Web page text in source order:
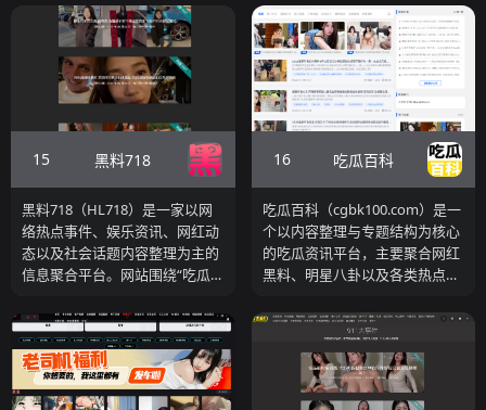
分，如“热门吃瓜”“娱乐吃瓜”“黑
料大瓜”等，将不同类型的内容
进行整理与归类，方便用户根据
兴趣快速筛选信息。网站整合了
视频、图文以及事件合集内容，
并通过侧边导航与推荐模块增强
浏览路径，使用户能够在多个内
容方向之间自由切换。从使用体
验来看，小嘴吃瓜网更适合“按
兴趣分类浏览”，而不是单纯刷
最新或查看排行榜。如果你希望
在特定领域内持续浏览相关吃瓜
内容，这类网站属于典型的分类
视频、中文字幕、强奸乱伦、制
服诱惑、网络主播、激情动漫等
多个热门领域进行了逻辑划分，
并在导航下方展示热门精选视频
缩略图供浏览。网站重点在于为
用户快速定位感兴趣的视频类
别，分类标签密集覆盖多个成人
内容主题，使访问者可以通过点
击标签快速进入对应内容页面或
外链资源。
15 黑料718
黑料718（HL718）是一家以网
络热点事件、娱乐资讯、网红动
态以及社会话题内容整理为主的
信息聚合平台。网站围绕“吃瓜
运营，通过收集整理互联网中具
有讨论度的话题、人物事件以及
社交媒体热点，为用户提供集中
浏览和快速获取信息的渠道。
16 吃瓜百科
吃瓜百科（cgbk100.com）是一
个以内容整理与专题结构为核心
的吃瓜资讯平台，主要聚合网红
黑料、明星八卦以及各类热点事
系统化呈现。与传统以“内容流
刷新”为主的吃瓜网站不同，该
平台更强调信息整理与结构化输
出，通过“专题”“人物”“标签”等模
块，将不同爆料内容进行归档，